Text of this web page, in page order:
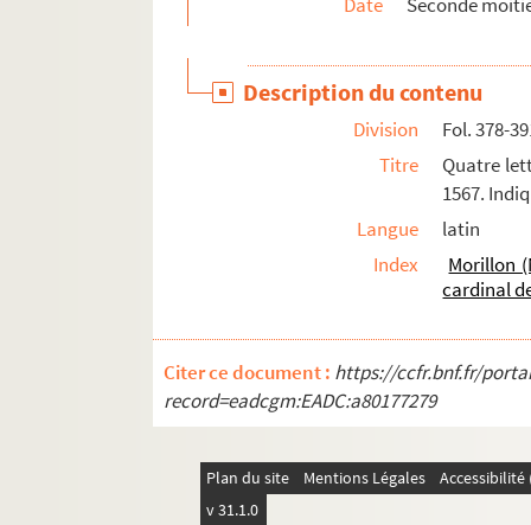
Ms Granvelle 95. « Lettres de Maxim.
Ms Granvelle 96. « Lettres de Maxim.
Ms Granvelle 97. « Lettres de Morillon... T.
Ms Granvelle 98. Lettres de Morillon. T. IX
Ms Granvelle 99. Supplément aux lettres
Ms Granvelle 101. Supplément aux lettres
Ms Granvelle 103. Supplément à la
Description du contenu
Division
Fol. 378-
Titre
Quatre
1567.
Langue
latin
Index
Morillon
cardinal
Citer ce document : https://ccfr.bnf.fr/
record=eadcgm:EADC:a80177279
Plan du site Mentions Légales
v 31.1.0